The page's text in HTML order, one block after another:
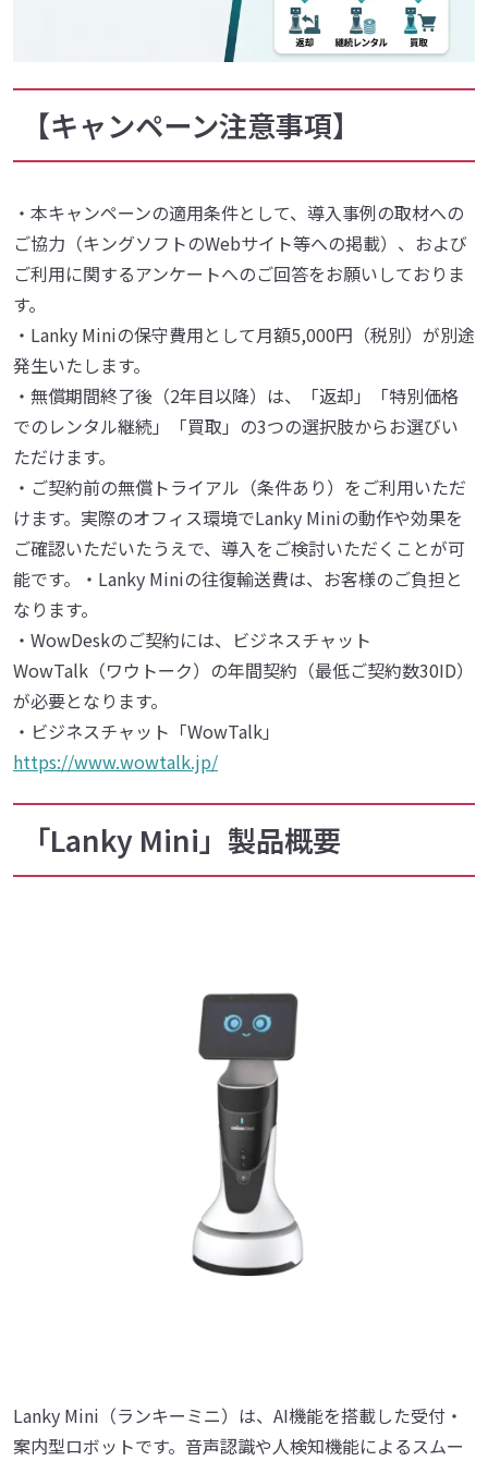
【キャンペーン注意事項】
・本キャンペーンの適用条件として、導入事例の取材への
ご協力（キングソフトのWebサイト等への掲載）、および
ご利用に関するアンケートへのご回答をお願いしておりま
す。
・Lanky Miniの保守費用として月額5,000円（税別）が別途
発生いたします。
・無償期間終了後（2年目以降）は、「返却」「特別価格
でのレンタル継続」「買取」の3つの選択肢からお選びい
ただけます。
・ご契約前の無償トライアル（条件あり）をご利用いただ
けます。実際のオフィス環境でLanky Miniの動作や効果を
ご確認いただいたうえで、導入をご検討いただくことが可
能です。・Lanky Miniの往復輸送費は、お客様のご負担と
なります。
・WowDeskのご契約には、ビジネスチャット
WowTalk（ワウトーク）の年間契約（最低ご契約数30ID）
が必要となります。
・ビジネスチャット「WowTalk」
https://www.wowtalk.jp/
「Lanky Mini」製品概要
Lanky Mini（ランキーミニ）は、AI機能を搭載した受付・
案内型ロボットです。音声認識や人検知機能によるスムー